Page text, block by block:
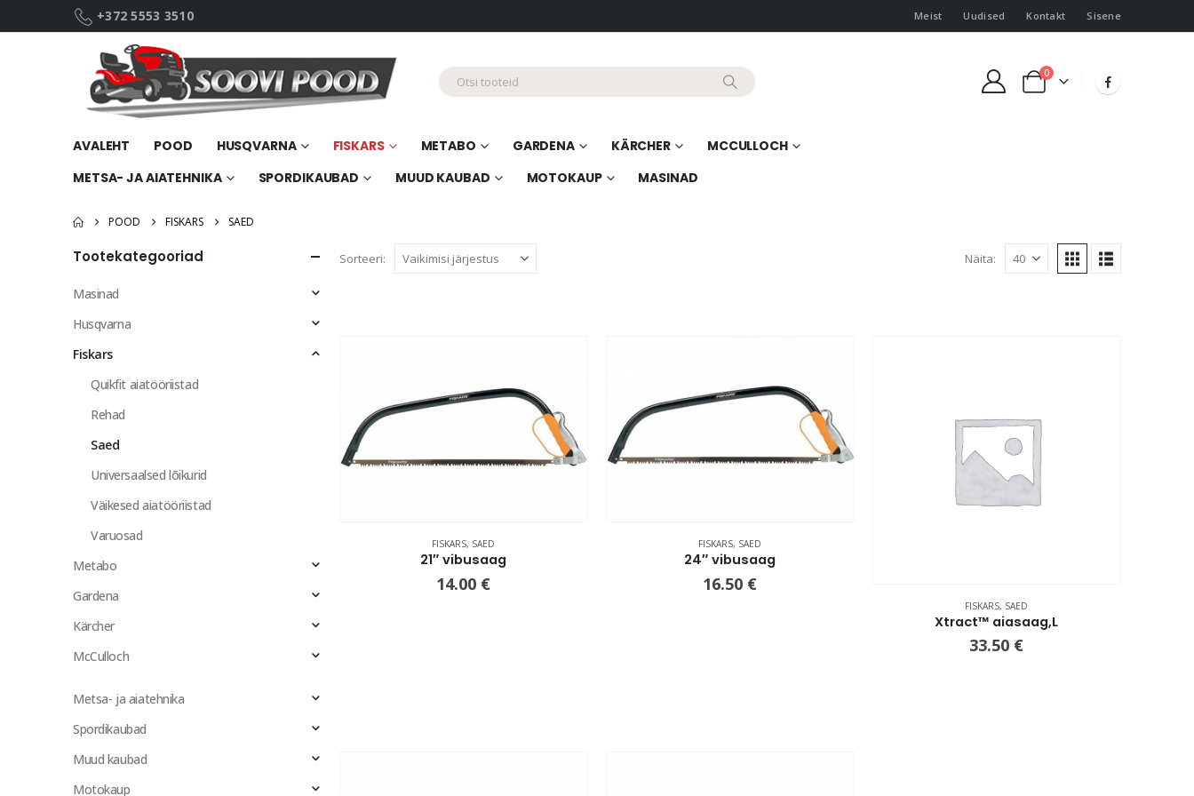
+372 5553 3510 Meist Uudised Kontakt Sisene
0
AVALEHT POOD HUSQVARNA FISKARS METABO GARDENA KÄRCHER
MCCULLOCH
METSA- JA AIATEHNIKA
SPORDIKAUBAD MUUD KAUBAD MOTOKAUP MASINAD
POOD FISKARS SAED
Sorteeri: Näita:
FISKARS, SAED
21″ vibusaag
14.00 €
FISKARS, SAED
24″ vibusaag
16.50 €
FISKARS, SAED
Xtract™ aiasaag,L
33.50 €
Tootekategooriad
Masinad
Husqvarna
Fiskars
Quikfit aiatööriistad
Rehad
Saed
Universaalsed lõikurid
Väikesed aiatööriistad
Varuosad
Metabo
Gardena
Kärcher
McCulloch
Metsa- ja aiatehnika
Spordikaubad
Muud kaubad
Motokaup